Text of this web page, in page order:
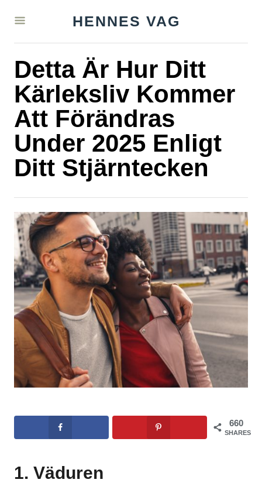
HENNES VAG
Detta Är Hur Ditt
Kärleksliv Kommer
Att Förändras
Under 2025 Enligt
Ditt Stjärntecken
660
SHARES
1. Väduren